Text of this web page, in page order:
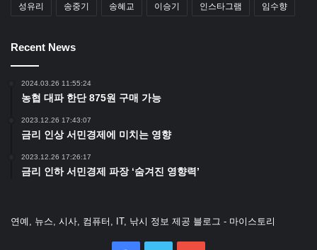
성유리 송중기 송혜교 이승기 인스타그램 임수향
Recent News
2024.03.26 11:55:24
농협 대파 한단 875원 구매 가능
2023.12.26 17:43:07
금리 인상 서민경제에 미치는 영향
2023.12.26 17:26:17
금리 인하 서민경제 파장 ‘숨겨진 영향력’
연예, 뉴스, 시사, 컴퓨터, IT, 낚시 정보 제공 블로그 - 마이스토리